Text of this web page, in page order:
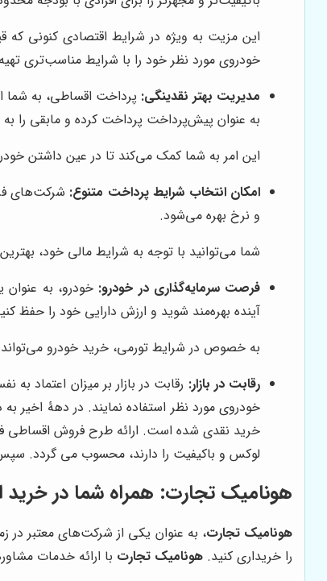
این مزیت به ویژه در شرایط اقتصادی کنونی که
خودروی مورد نظر خود را با شرایط مناسب‌تری
مدیریت بهتر نقدینگی: پرداخت اقساطی، به شما
به عنوان پیش‌پرداخت پرداخت کرده و مابقی را
این امر به شما کمک می‌کند تا در عین داشتن
امکان انتخاب شرایط پرداخت متنوع: شرکت‌های
و نرخ بهره می‌شود.
شما می‌توانید با توجه به شرایط مالی خود،
فرصت سرمایه‌گذاری در خودرو: خودرو، به
آینده بهره‌مند شوید و ارزش دارایی خود را حفظ
به خصوص در شرایط تورمی، خرید خودرو
رقابت در بازار: رقابت در بازار بر میزان اعتماد
خودروی مورد نظر استفاده نمایند. در دهۀ اخیر
خرید نقدی شده است. ارائه طرح فروش اقساطی
لوکس و باکیفیت را دارند، محسوب می گردد.
هونامیک تجارت: همراه شما در خرید
هونامیک تجارت، به عنوان یکی از شرکت‌های معتبر در
را خریداری کنید. هونامیک تجارت با ارائه خدمات